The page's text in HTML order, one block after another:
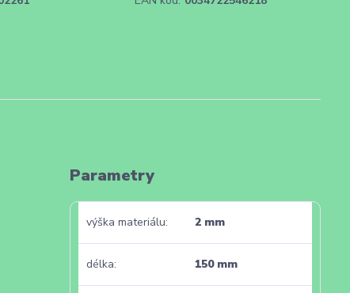
Parametry
výška materiálu 2 mm
délka 150 mm